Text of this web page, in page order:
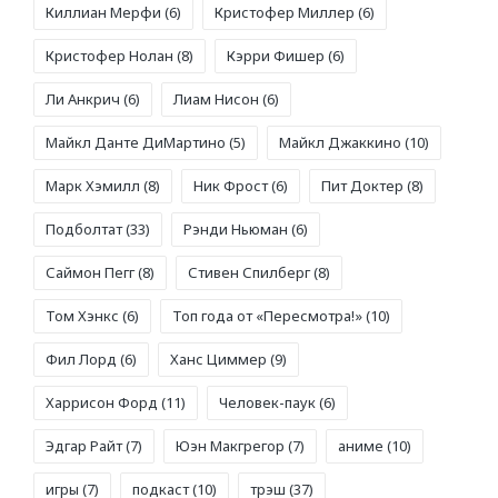
Киллиан Мерфи (6) Кристофер Миллер (6)
Кристофер Нолан (8) Кэрри Фишер (6)
Ли Анкрич (6) Лиам Нисон (6)
Майкл Данте ДиМартино (5) Майкл Джаккино (10)
Марк Хэмилл (8) Ник Фрост(6) Пит Доктер (8)
Подболтат(33) Рэнди Ньюман (6)
Саймон Пегг(8) Стивен Спилберг(8)
Том Хэнкс (6) Топ года от «Пересмотра!»(10)
Фил Лорд (6) Ханс Циммер (9)
Харрисон Форд (11) Человек-паук(6)
Эдгар Райт(7) Юэн Макгрегор (7) аниме (10)
игры (7) подкаст(10) трэш (37)